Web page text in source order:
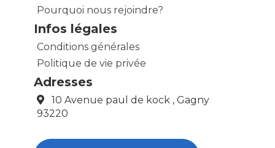
Pourquoi nous rejoindre?
Infos légales
Conditions générales
Politique de vie privée
Adresses
10 Avenue paul de kock , Gagny
93220